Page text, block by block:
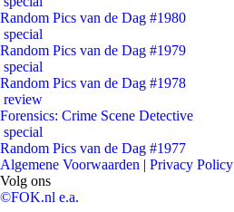
Random Pics van de Dag #1980
special
Random Pics van de Dag #1979
special
Random Pics van de Dag #1978
review
Forensics: Crime Scene Detective
special
Random Pics van de Dag #1977
Algemene Voorwaarden | Privacy Policy
Volg ons
©FOK.nl e.a.